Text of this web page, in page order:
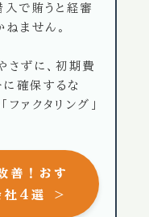
入で賄うと経審
ません。
さずに、初期費
確保するな
ァクタリング」
善！おす
社4選 ＞